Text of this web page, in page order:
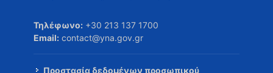
Τηλέφωνο: +30 213 137 1700
Email: contact@yna.gov.gr
Προστασία δεδομένων προσωπικού